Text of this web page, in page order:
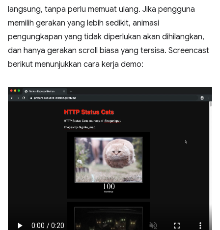
langsung, tanpa perlu memuat ulang. Jika pengguna
memilih gerakan yang lebih sedikit, animasi
pengungkapan yang tidak diperlukan akan dihilangkan,
dan hanya gerakan scroll biasa yang tersisa. Screencast
berikut menunjukkan cara kerja demo: